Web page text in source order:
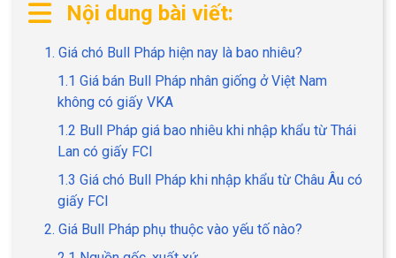
GIỚI THIỆU
DỊCH VỤ
Nội dung bài viết:
1. Giá chó Bull Pháp hiện nay là bao nhiêu?
1.1 Giá bán Bull Pháp nhân giống ở Việt Nam
không có giấy VKA
1.2 Bull Pháp giá bao nhiêu khi nhập khẩu từ Thái
Lan có giấy FCI
1.3 Giá chó Bull Pháp khi nhập khẩu từ Châu Âu có
giấy FCI
2. Giá Bull Pháp phụ thuộc vào yếu tố nào?